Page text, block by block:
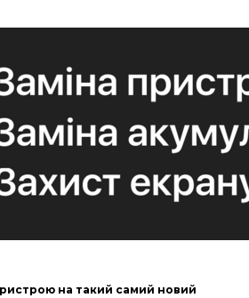
на такий самий новий